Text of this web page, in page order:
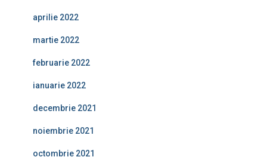
aprilie 2022
martie 2022
februarie 2022
ianuarie 2022
decembrie 2021
noiembrie 2021
octombrie 2021